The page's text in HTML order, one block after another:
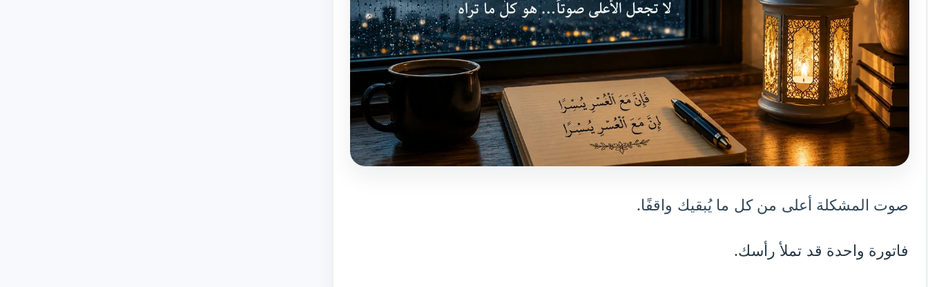
صوت المشكلة أعلى من كل ما يُبقيك واقفًا.
فاتورة واحدة قد تملأ رأسك.